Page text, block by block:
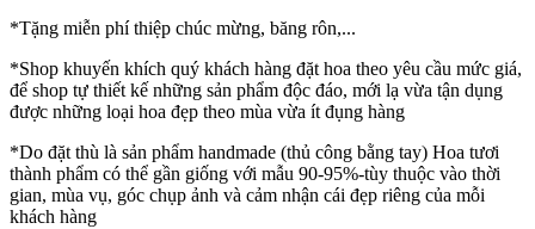
*Tặng miễn phí thiệp chúc mừng, băng rôn,...
*Shop khuyến khích quý khách hàng đặt hoa theo yêu cầu mức giá,
để shop tự thiết kế những sản phẩm độc đáo, mới lạ vừa tận dụng
được những loại hoa đẹp theo mùa vừa ít đụng hàng
*Do đặt thù là sản phẩm handmade (thủ công bằng tay) Hoa tươi
thành phẩm có thể gần giống với mẫu 90-95%-tùy thuộc vào thời
gian, mùa vụ, góc chụp ảnh và cảm nhận cái đẹp riêng của mỗi
khách hàng